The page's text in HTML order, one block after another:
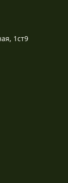
1ст9